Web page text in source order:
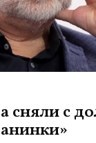
сняли с